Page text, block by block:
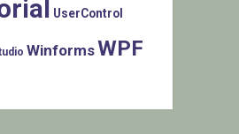
UserControl
WinformsWPF